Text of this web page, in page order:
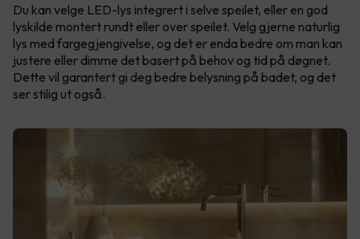
Du kan velge LED-lys integrert i selve speilet, eller en god
lyskilde montert rundt eller over speilet. Velg gjerne naturlig
lys med fargegjengivelse, og det er enda bedre om man kan
justere eller dimme det basert på behov og tid på døgnet.
Dette vil garantert gi deg bedre belysning på badet, og det
ser stilig ut også.